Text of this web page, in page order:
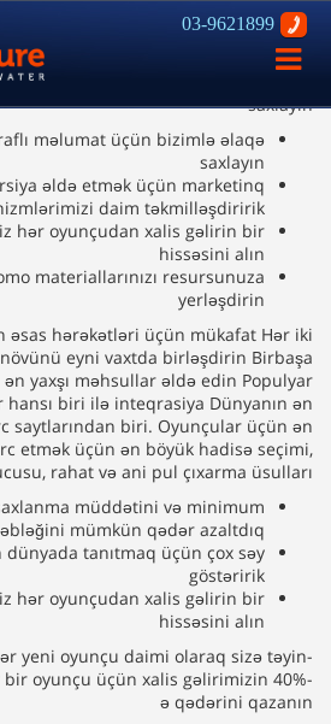
03-9621899
פתח
ניווט
biri ilə ən azı 30$ pul çıxarın.
oyunçudan xalis gəlirin bir hissəsini
ətraflı məlumat üçün bizimlə əlaqə
saxlayın
məlumat üçün bizimlə əlaqə
saxlayın
əldə etmək üçün marketinq
daim təkmilləşdiririk
hər oyunçudan xalis gəlirin bir
hissəsini alın
materiallarınızı resursunuza
yerləşdirin
əsas hərəkətləri üçün mükafat Hər iki
eyni vaxtda birləşdirin Birbaşa
yaxşı məhsullar əldə edin Populyar
biri ilə inteqrasiya Dünyanın ən
saytlarından biri. Oyunçular üçün ən
etmək üçün ən böyük hadisə seçimi,
rahat və ani pul çıxarma üsulları.
müddətini və minimum
mümkün qədər azaltdıq.
tanıtmaq üçün çox səy
göstəririk
hər oyunçudan xalis gəlirin bir
hissəsini alın
yeni oyunçu daimi olaraq sizə təyin
oyunçu üçün xalis gəlirimizin 40%-
ə qədərini qazanın